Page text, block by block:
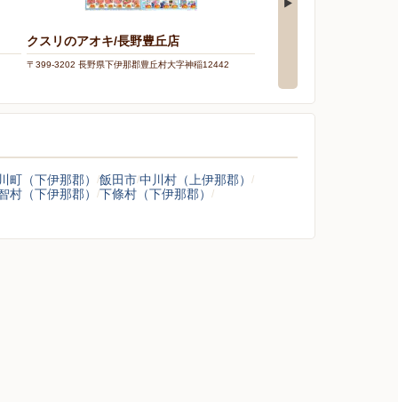
クスリのアオキ/長野豊丘店
〒399-3202 長野県下伊那郡豊丘村大字神稲12442
町（下伊那郡） 飯田市中川村（上伊那郡）
村（下伊那郡）
下條村（下伊那郡）